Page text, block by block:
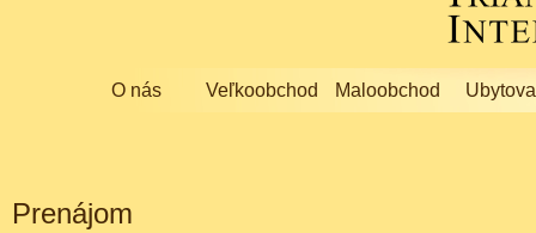
O nás Veľkoobchod Maloobchod
Prenájom